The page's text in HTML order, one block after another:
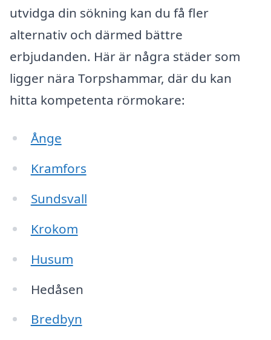
utvidga din sökning kan du få fler
alternativ och därmed bättre
erbjudanden. Här är några städer som
ligger nära Torpshammar, där du kan
hitta kompetenta rörmokare:
Ånge
Kramfors
Sundsvall
Krokom
Husum
Hedåsen
Bredbyn